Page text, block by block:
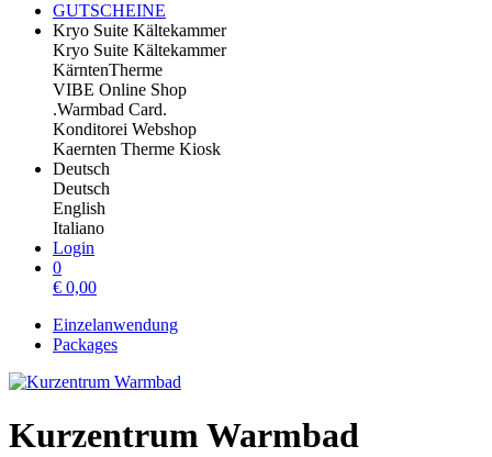
GUTSCHEINE
Kryo Suite Kältekammer
Kryo Suite Kältekammer
KärntenTherme
VIBE Online Shop
.Warmbad Card.
Konditorei Webshop
Kaernten Therme Kiosk
Deutsch
Deutsch
English
Italiano
Login
0
€ 0,00
Einzelanwendung
Packages
Kurzentrum Warmbad